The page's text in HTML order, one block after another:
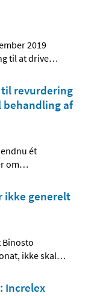
2019
til at drive…
revurdering
af
ét
om…
ikke generelt
ikke skal…
Increlex